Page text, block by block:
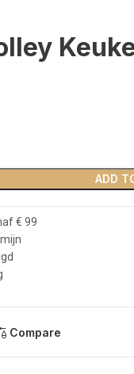
ADD
€ 99
Compare